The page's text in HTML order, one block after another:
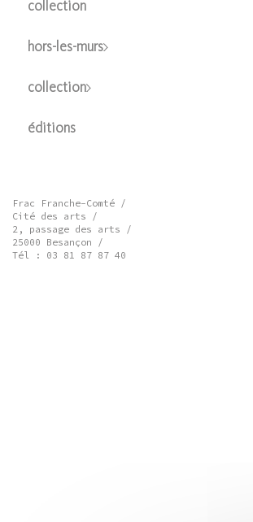
collection
hors-les-murs
collection
éditions
Frac Franche-Comté /
Cité des arts /
2, passage des arts /
25000 Besançon /
Tél : 03 81 87 87 40